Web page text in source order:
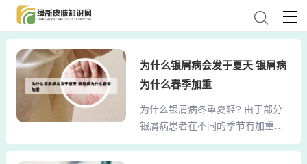
为什么银屑病会发于夏天 银屑病
为什么春季加重
为什么银屑病冬重夏轻? 由于部分
银屑病患者在不同的季节有加重、
反复或缓解消退的自然规律，有人